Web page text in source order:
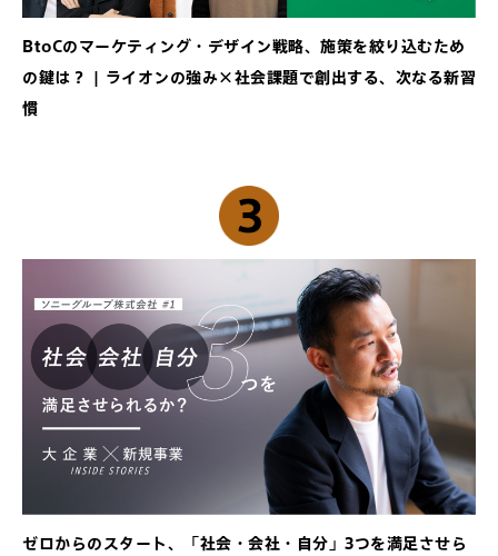
BtoCのマーケティング・デザイン戦略、施策を絞り込むため
の鍵は？ | ライオンの強み×社会課題で創出する、次なる新習
慣
ゼロからのスタート、「社会・会社・自分」3つを満足させら